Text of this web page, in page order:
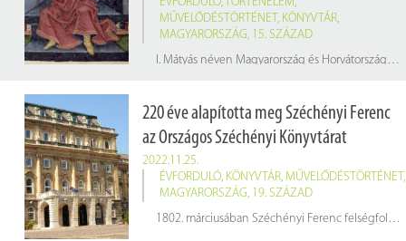
MŰVELŐDÉSTÖRTÉNET , KÖNYVTÁR,
MAGYARORSZÁG, 15. SZÁZAD
I. Mátyás néven Magyarország és Horvátország királya 1458-tól, cseh király 1469-től, Ausztria uralkodó főhercege 1486-tól haláláig. Közkeletűen Corvin Mátyás vagy Igazságos Mátyás néven is ismert. Hivatalos latin nyelvű uralkodói nevén Mathias Rex.
220 éve alapította meg Széchényi Ferenc
az Országos Széchényi Könyvtárat
2022.11.25.
ÉVFORDULÓ, KÖNYVTÁR, MŰVELŐDÉSTÖRTÉNET ,
MAGYARORSZÁG, 19. SZÁZAD
1802. márciusában Széchényi Ferenc felségfolyamodványt nyújtott be a bécsi Magyar Kancellárián keresztül I. Ferenc királyhoz, hogy nyomtatott könyvekből, kéziratokból, pénzérmékből, rézmetszetekből, címerképekből és térképekből álló gyűjteményét